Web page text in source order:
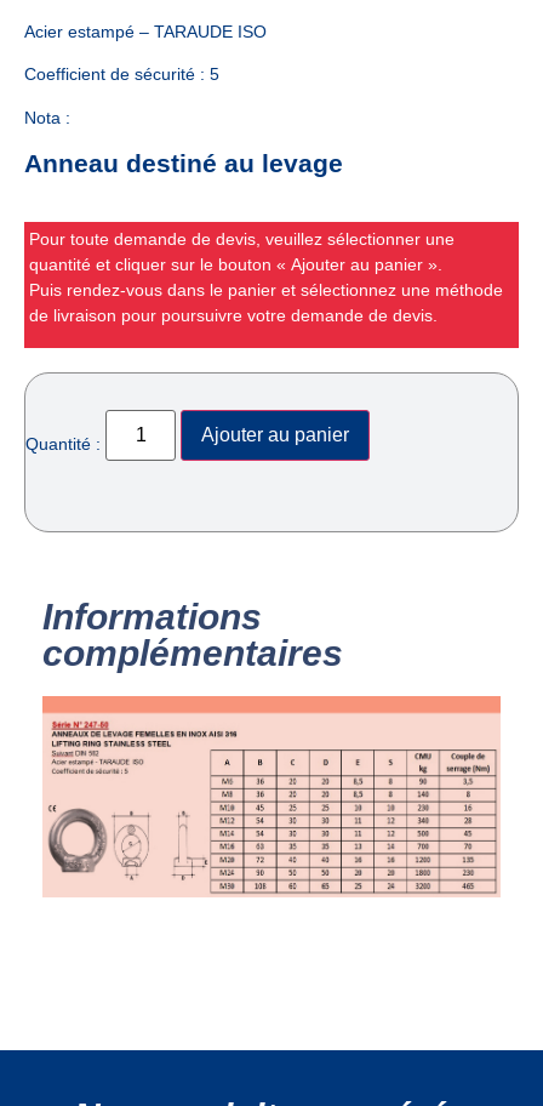
Acier estampé – TARAUDE ISO
Coefficient de sécurité : 5
Nota :
Anneau destiné au levage
Pour toute demande de devis, veuillez sélectionner une
quantité et cliquer sur le bouton « Ajouter au panier ».
Puis rendez-vous dans le panier et sélectionnez une méthode
de livraison pour poursuivre votre demande de devis.
Quantité : Ajouter au panier
Informations
complémentaires